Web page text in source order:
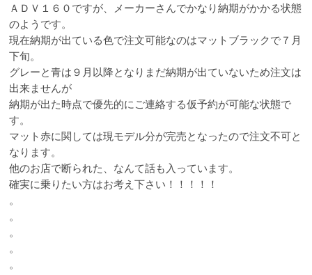
ＡＤＶ１６０ですが、メーカーさんでかなり納期がかかる状態
のようです。
現在納期が出ている色で注文可能なのはマットブラックで７月
下旬。
グレーと青は９月以降となりまだ納期が出ていないため注文は
出来ませんが
納期が出た時点で優先的にご連絡する仮予約が可能な状態で
す。
マット赤に関しては現モデル分が完売となったので注文不可と
なります。
他のお店で断られた、なんて話も入っています。
確実に乗りたい方はお考え下さい！！！！！
。
。
。
。
。